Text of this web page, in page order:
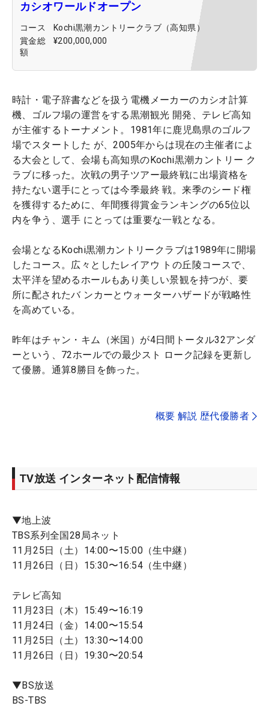
カシオワールドオープン
コース
Kochi黒潮カントリークラブ（高知県）
賞金総
額
¥200,000,000
時計・電子辞書などを扱う電機メーカーのカシオ計算
機、ゴルフ場の運営をする黒潮観光 開発、テレビ高知
が主催するトーナメント。1981年に鹿児島県のゴルフ
場でスタートした が、2005年からは現在の主催者によ
る大会として、会場も高知県のKochi黒潮カントリー ク
ラブに移った。次戦の男子ツアー最終戦に出場資格を
持たない選手にとっては今季最終 戦。来季のシード権
を獲得するために、年間獲得賞金ランキングの65位以
内を争う、選手 にとっては重要な一戦となる。
会場となるKochi黒潮カントリークラブは1989年に開場
したコース。広々としたレイアウ トの丘陵コースで、
太平洋を望めるホールもあり美しい景観を持つが、要
所に配されたバ ンカーとウォーターハザードが戦略性
を高めている。
昨年はチャン・キム（米国）が4日間トータル32アンダ
ーという、72ホールでの最少スト ローク記録を更新し
て優勝。通算8勝目を飾った。
概要 解説 歴代優勝者
TV放送 インターネット配信情報
▼地上波
TBS系列全国28局ネット
11月25日（土）14:00〜15:00（生中継）
11月26日（日）15:30〜16:54（生中継）
テレビ高知
11月23日（木）15:49〜16:19
11月24日（金）14:00〜15:54
11月25日（土）13:30〜14:00
11月26日（日）19:30〜20:54
▼BS放送
BS-TBS